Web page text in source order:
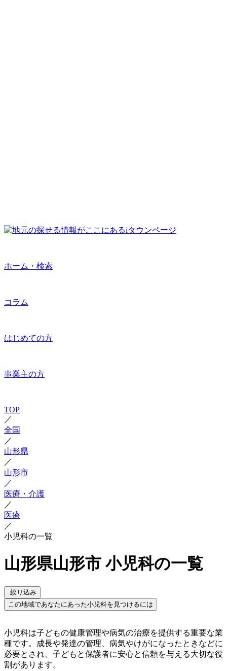
ホーム・検索
コラム
はじめての方
事業主の方
TOP
／
全国
／
山形県
／
山形市
／
医療・介護
／
医療
／
小児科の一覧
山形県山形市 小児科の一覧
絞り込み
この地域であなたにあった小児科を見つけるには
小児科は子どもの健康管理や病気の治療を提供する重要な業
種です。成長や発達の管理、病気やけがになったときなどに
必要とされ、子どもと保護者に安心と信頼を与える大切な役
割があります。